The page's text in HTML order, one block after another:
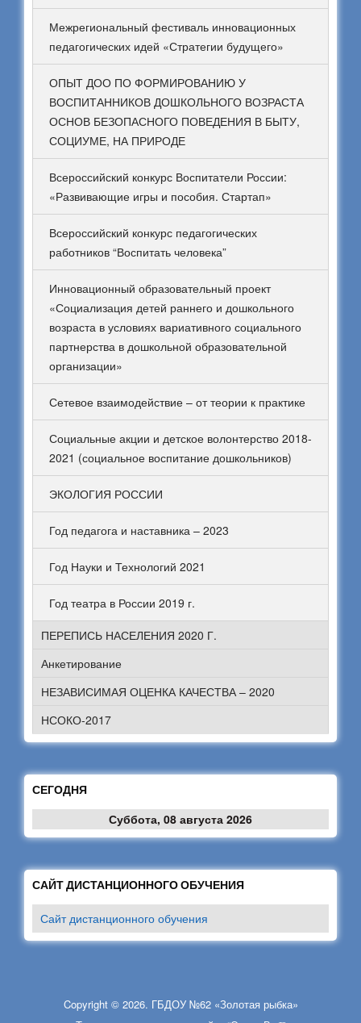
Межрегиональный фестиваль инновационных
педагогических идей «Стратегии будущего»
ОПЫТ ДОО ПО ФОРМИРОВАНИЮ У
ВОСПИТАННИКОВ ДОШКОЛЬНОГО ВОЗРАСТА
ОСНОВ БЕЗОПАСНОГО ПОВЕДЕНИЯ В БЫТУ,
СОЦИУМЕ, НА ПРИРОДЕ
Всероссийский конкурс Воспитатели России:
«Развивающие игры и пособия. Стартап»
Всероссийский конкурс педагогических
работников “Воспитать человека”
Инновационный образовательный проект
«Социализация детей раннего и дошкольного
возраста в условиях вариативного социального
партнерства в дошкольной образовательной
организации»
Сетевое взаимодействие – от теории к практике
Социальные акции и детское волонтерство 2018-
2021 (социальное воспитание дошкольников)
ЭКОЛОГИЯ РОССИИ
Год педагога и наставника – 2023
Год Науки и Технологий 2021
Год театра в России 2019 г.
ПЕРЕПИСЬ НАСЕЛЕНИЯ 2020 Г.
Анкетирование
НЕЗАВИСИМАЯ ОЦЕНКА КАЧЕСТВА – 2020
НСОКО-2017
СЕГОДНЯ
Суббота, 08 августа 2026
САЙТ ДИСТАНЦИОННОГО ОБУЧЕНИЯ
Сайт дистанционного обучения
Copyright © 2026. ГБДОУ №62 «Золотая рыбка»